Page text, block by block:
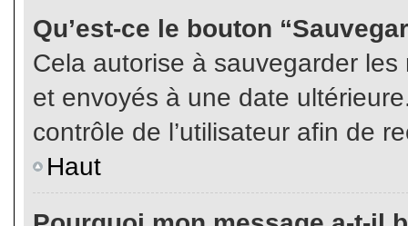
Qu’est-ce le bouton
Cela autorise à sauvegarder
et envoyés à une date
contrôle de l’utilisateur afin de
Haut